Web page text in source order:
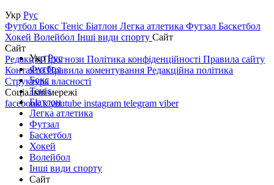
Укр Рус
Футбол Бокс Теніс Біатлон Легка атлетика Футзал Баскетбол
Хокей Волейбол Інші види спорту Сайт
Сайт
РедакціяПрогнози Політика конфіденційності Правила сайту
КонтактиПравила коментування Редакційна політика
Структура власності
Соціальні мережі
facebookxyoutube instagram telegram viber
УкрРус
Футбол
Бокс
Теніс
Біатлон
Легка атлетика
Футзал
Баскетбол
Хокей
Волейбол
Інші види спорту
Сайт